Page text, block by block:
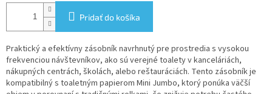
Pridať do košíka
Praktický a efektívny zásobník navrhnutý pre prostredia s vysokou
frekvenciou návštevníkov, ako sú verejné toalety v kanceláriách,
nákupných centrách, školách, alebo reštauráciách. Tento zásobník je
kompatibilný s toaletným papierom Mini Jumbo, ktorý ponúka väčší